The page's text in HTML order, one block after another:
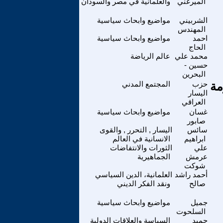
مواضيع وابحاث سياسية
الشربيني
المهندس
مواضيع وابحاث سياسية
احمد
الحاج
عالم الرياضة
محمد علي
حسين -
البحرين
المجتمع المدني
حزب
اليسار
العراقي
مواضيع وابحاث سياسية
غسان
صابور
اليسار , التحرر , والقوى
الانسانية في العالم
سائس
ابراهيم
الثورات والانتفاضات
الجماهيرية
علي
عرمش
شوكت
العلمانية، الدين السياسي
ونقد الفكر الديني
أحمد راشد
صالح
مواضيع وابحاث سياسية
جميل
السلحوت
السياسة والعلاقات الدولية
حميد